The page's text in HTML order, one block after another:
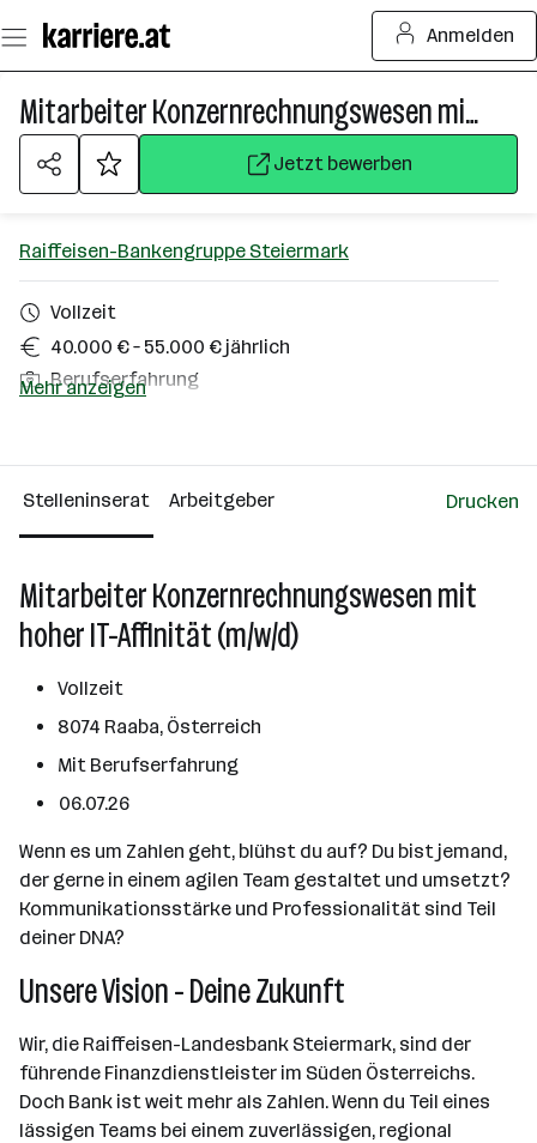
Seiteninhalt
springen
Anmelden
Mitarbeiter Konzernrechnungswesen mit hoher IT-Affinität (m/w/d)
Jetzt bewerben
Raiffeisen-Bankengruppe Steiermark
Vollzeit
40.000 € – 55.000 € jährlich
Berufserfahrung
Graz
Mehr anzeigen
Stelleninserat Arbeitgeber Drucken
Mitarbeiter Konzernrechnungswesen mit
hoher IT-Affinität (m/w/d)
Vollzeit
8074 Raaba, Österreich
Mit Berufserfahrung
06.07.26
Wenn es um Zahlen geht, blühst du auf? Du bist jemand,
der gerne in einem agilen Team gestaltet und umsetzt?
Kommunikationsstärke und Professionalität sind Teil
deiner DNA?
Unsere Vision - Deine Zukunft
Wir, die Raiffeisen-Landesbank Steiermark, sind der
führende Finanzdienstleister im Süden Österreichs.
Doch Bank ist weit mehr als Zahlen. Wenn du Teil eines
lässigen Teams bei einem zuverlässigen, regional